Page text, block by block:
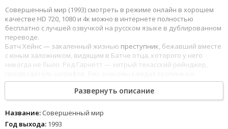
Совершенный мир (1993) смотреть в режиме онлайн в хорошем
качестве HD 720, 1080 и 4к можно в интернете полностью
бесплатно с лучшей озвучкой на русском языке в дублированном
переводе.
Батч Хейнс — закаленный жизнью преступник, бежавший вместе
с юным заложником, видящим в Батче отца, которого у него
никогда не было. Ред Гарнетт — хитрый техасский рейнджер,
укрытие. И более того — ему знаком и неуловимый Хейнс,ведьих
пути уже пересекались однажды.
1 234 5 6 7 8
Развернуть описание
Название: Совершенный мир
Год выхода: 1993